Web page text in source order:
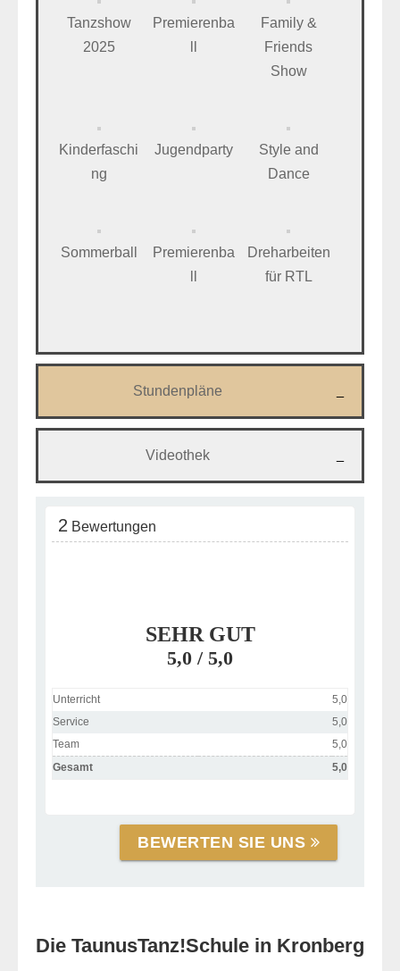
Tanzshow
2025
Premierenba
Family &
Friends
Show
Kinderfaschi
ng
Jugendparty
Style and
Dance
Sommerball
Premierenba
Dreharbeiten
für RTL
Stundenpläne
Videothek
2 Bewertungen
SEHR GUT
5,0 / 5,0
Unterricht
5,0
Service
5,0
Team
5,0
Gesamt
5,0
BEWERTEN SIE UNS
Die TaunusTanz!Schule in Kronberg